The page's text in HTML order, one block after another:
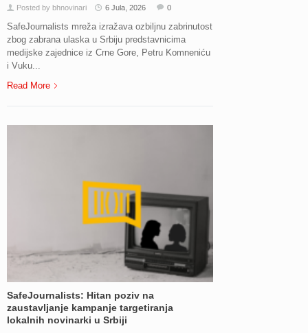
Posted by bhnovinari 6 Jula, 2026 0
SafeJournalists mreža izražava ozbiljnu zabrinutost
zbog zabrana ulaska u Srbiju predstavnicima
medijske zajednice iz Crne Gore, Petru Komneniću
i Vuku...
Read More
SafeJournalists: Hitan poziv na
zaustavljanje kampanje targetiranja
lokalnih novinarki u Srbiji